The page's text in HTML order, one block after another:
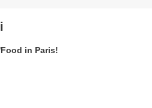
in Paris!